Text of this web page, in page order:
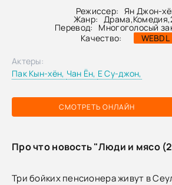
Режиссер: Ян Джон-
Жанр: Драма,Комедия,
Перевод:
Многоголосый
Качество:
WEBDL
СМОТРЕТЬ ОНЛАЙН
Актеры:
Пак Кын-хён, Чан Ён, Е Су-джон,
Про что новость "Люди и мясо
Три бойких пенсионера живут в